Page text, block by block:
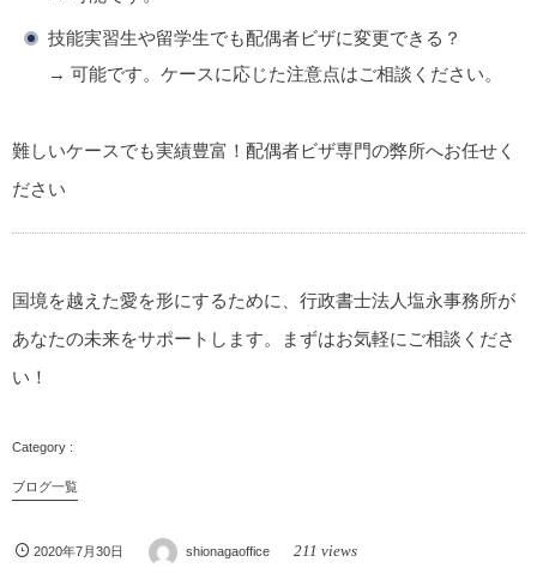
技能実習生や留学生でも配偶者ビザに変更できる？
→ 可能です。ケースに応じた注意点はご相談ください。
難しいケースでも実績豊富！配偶者ビザ専門の弊所へお任せく
ださい
国境を越えた愛を形にするために、行政書士法人塩永事務所が
あなたの未来をサポートします。まずはお気軽にご相談くださ
い！
ブログ一覧
2020年7月30日 shionagaoffice 211 views